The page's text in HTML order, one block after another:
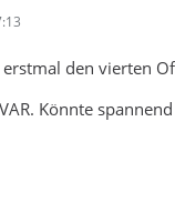
den vierten
Könnte